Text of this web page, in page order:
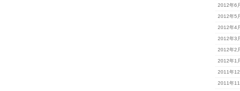
2012年6
2012年5
2012年4
2012年3
2012年2
2012年1
2011年12
2011年11